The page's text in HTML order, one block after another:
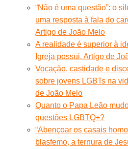
“Não é uma questão”: o
uma resposta à fala do
Artigo de João Melo
A realidade é superior à
Igreja possui. Artigo de
Vocação, castidade e
sobre jovens LGBTs na
de João Melo
Quanto o Papa Leão
questões LGBTQ+?
“Abençoar os casais
blasfemo, a ternura de